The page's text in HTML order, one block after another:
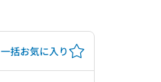
一括お気に入り